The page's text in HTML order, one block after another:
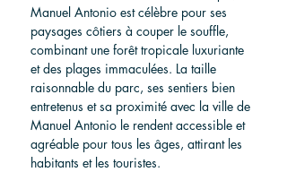
Manuel Antonio est célèbre pour ses
paysages côtiers à couper le souffle,
combinant une forêt tropicale luxuriante
et des plages immaculées. La taille
raisonnable du parc, ses sentiers bien
entretenus et sa proximité avec la ville de
Manuel Antonio le rendent accessible et
agréable pour tous les âges, attirant les
habitants et les touristes.